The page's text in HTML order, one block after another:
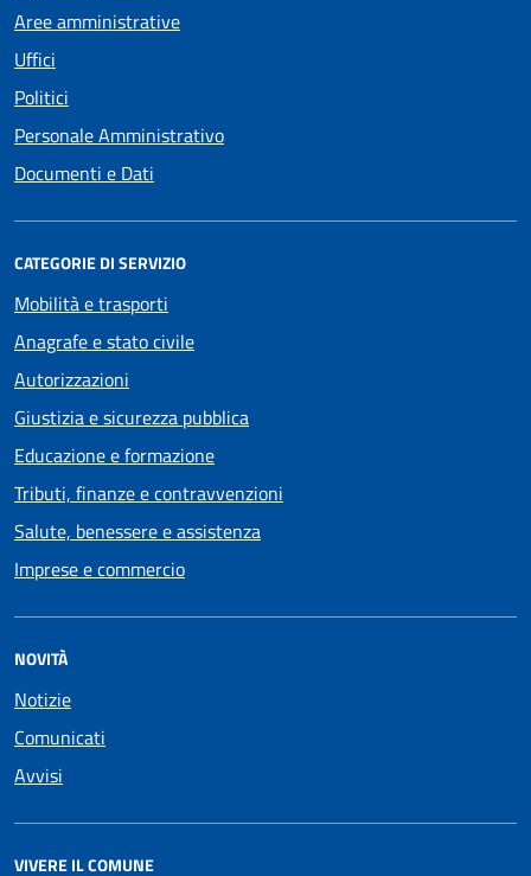
Aree amministrative
Uffici
Politici
Personale Amministrativo
Documenti e Dati
CATEGORIE DI SERVIZIO
Mobilità e trasporti
Anagrafe e stato civile
Autorizzazioni
Giustizia e sicurezza pubblica
Educazione e formazione
Tributi, finanze e contravvenzioni
Salute, benessere e assistenza
Imprese e commercio
NOVITÀ
Notizie
Comunicati
Avvisi
VIVERE IL COMUNE